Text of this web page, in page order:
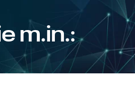
m.in.: